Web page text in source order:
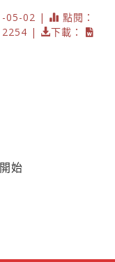
05-02 |
點閱：
2254 |
下載：
始